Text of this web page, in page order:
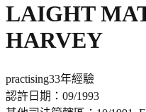
LAIGHT
HARVEY
practising33年經驗
認許日期： 09/1993